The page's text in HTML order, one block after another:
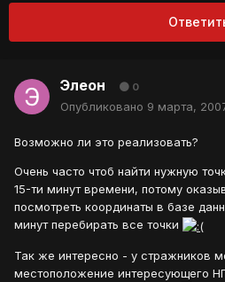
Элеон 0
Опубликовано 9 марта,
Возможно ли это реализовать?
Очень часто чтоб найти нужную
15-ти минут времени, потому
посмотреть координаты в базе
минут перебирать все точки
Так же интересно - у стражников
местоположение интересующего